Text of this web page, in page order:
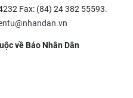
Fax: (84) 24 382 55593.
về Báo Nhân Dân